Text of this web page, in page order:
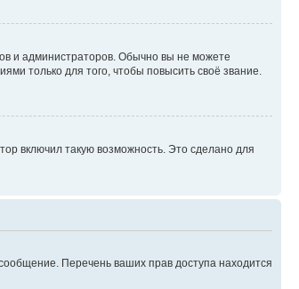
и администраторов. Обычно вы не можете
только для того, чтобы повысить своё звание.
включил такую возможность. Это сделано для
Перечень ваших прав доступа находится